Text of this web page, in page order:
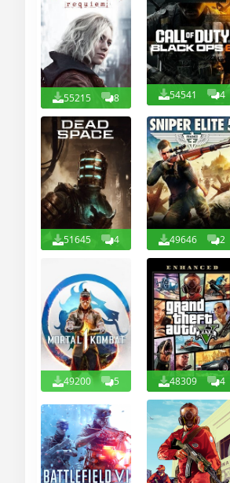
55215 8 54541 4
51645 4 49646 2
49200 5 48309 4